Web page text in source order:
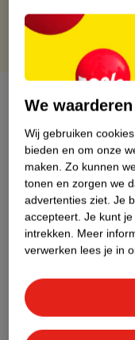
Over dit
Productinformatie
Nature Impact
Bestel &
We
Wij gebruiken
bieden en om onze
maken. Zo kunnen
tonen en zorgen we
advertenties ziet. Je
accepteert. Je kunt
intrekken. Meer
verwerken lees je in